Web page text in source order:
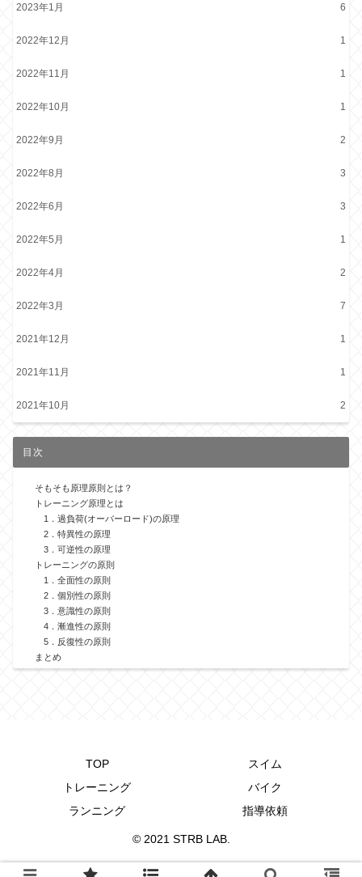
2023年1月 6
2022年12月 1
2022年11月 1
2022年10月 1
2022年9月 2
2022年8月 3
2022年6月 3
2022年5月 1
2022年4月 2
2022年3月 7
2021年12月 1
2021年11月 1
2021年10月 2
目次
そもそも原理原則とは？
トレーニング原理とは
1．過負荷(オーバーロード)の原理
2．特異性の原理
3．可逆性の原理
トレーニングの原則
1．全面性の原則
2．個別性の原則
3．意識性の原則
4．漸進性の原則
5．反復性の原則
まとめ
TOP
スイム
トレーニング
バイク
ランニング
指導依頼
© 2021 STRB LAB.